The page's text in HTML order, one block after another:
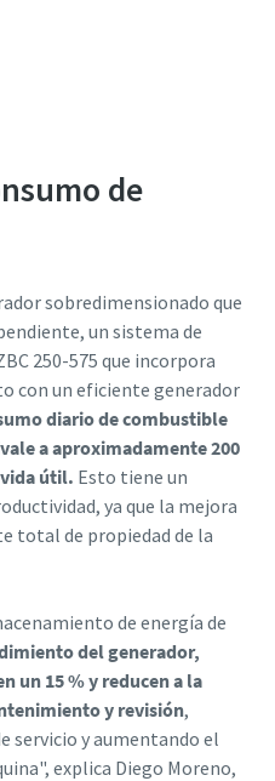
de
sobredimensionado que
un sistema de
250-575 que incorpora
con un eficiente generador
diario de combustible
a aproximadamente 200
útil. Esto tiene un
ya que la mejora
total de propiedad de la
de energía de
del generador,
un 15 % y reducen a la
y revisión,
servicio y aumentando el
explica Diego Moreno,